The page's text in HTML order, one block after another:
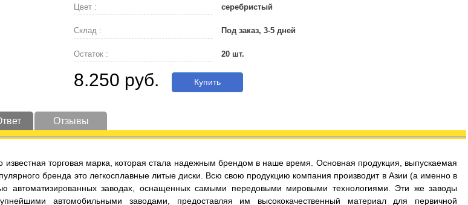
Цвет :
серебристый
Склад : Под заказ, 3-5 дней
Остаток : 20 шт.
8.250 руб. Купить
Отзывы
известная торговая марка, которая стала надежным брендом в наше время. Основная продукция, выпускаемая
бренда это легкосплавные литые диски. Всю свою продукцию компания производит в Азии (а именно в
автоматизированных заводах, оснащенных самыми передовыми мировыми технологиями. Эти же заводы
автомобильными заводами, предоставляя им высококачественный материал для первичной